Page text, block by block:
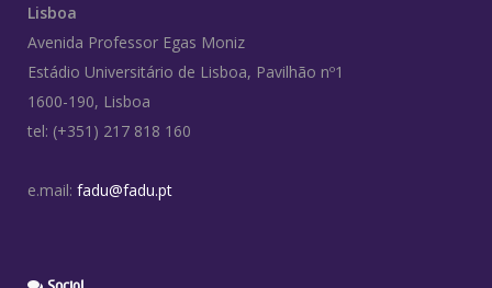
Lisboa
Avenida Professor Egas Moniz
Estádio Universitário de Lisboa, Pavilhão nº1
1600-190, Lisboa
tel: (+351) 217 818 160
e.mail: fadu@fadu.pt